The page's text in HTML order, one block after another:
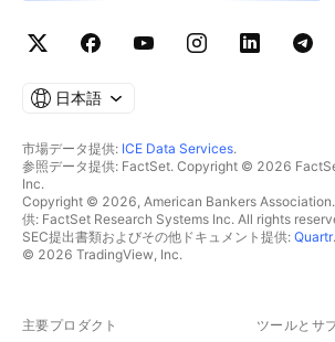
日本語
市場データ提供: ICE Data Services.
参照データ提供: FactSet. Copyright © 2026
Inc.
Copyright © 2026, American Bankers Association.
供: FactSet Research Systems Inc. All rights
SEC提出書類およびその他ドキュメント提供: Quartr.
© 2026 TradingView, Inc.
主要プロダクト ツールとサ